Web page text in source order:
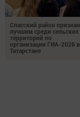
Спасский район признан
лучшим среди сельских
территорий по
организации ГИА-2026 в
Татарстане